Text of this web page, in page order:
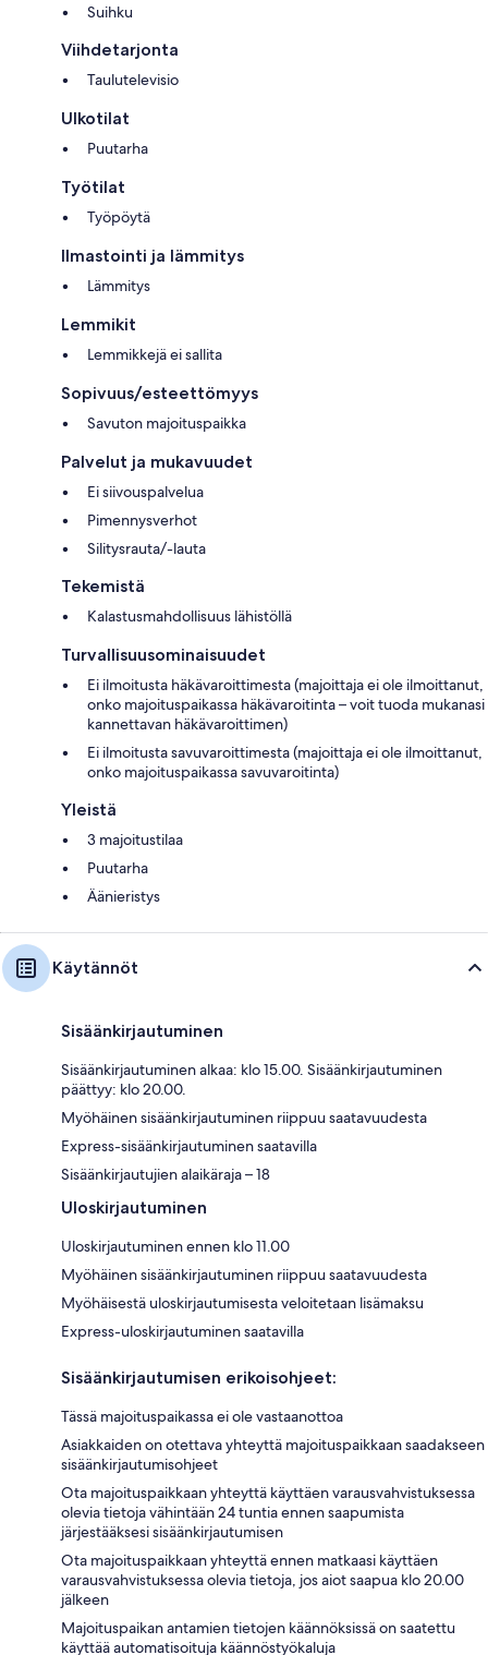
Suihku
Viihdetarjonta
Taulutelevisio
Ulkotilat
Puutarha
Työtilat
Työpöytä
Ilmastointi ja lämmitys
Lämmitys
Lemmikit
Lemmikkejä ei sallita
Sopivuus/esteettömyys
Savuton majoituspaikka
Palvelut ja mukavuudet
Ei siivouspalvelua
Pimennysverhot
Silitysrauta/-lauta
Tekemistä
Kalastusmahdollisuus lähistöllä
Turvallisuusominaisuudet
Ei ilmoitusta häkävaroittimesta (majoittaja ei ole ilmoittanut,
onko majoituspaikassa häkävaroitinta – voit tuoda mukanasi
kannettavan häkävaroittimen)
Ei ilmoitusta savuvaroittimesta (majoittaja ei ole ilmoittanut,
onko majoituspaikassa savuvaroitinta)
Yleistä
3 majoitustilaa
Puutarha
Äänieristys
Käytännöt
Sisäänkirjautuminen
Sisäänkirjautuminen alkaa: klo 15.00. Sisäänkirjautuminen
päättyy: klo 20.00.
Myöhäinen sisäänkirjautuminen riippuu saatavuudesta
Express-sisäänkirjautuminen saatavilla
Sisäänkirjautujien alaikäraja – 18
Uloskirjautuminen
Uloskirjautuminen ennen klo 11.00
Myöhäinen sisäänkirjautuminen riippuu saatavuudesta
Myöhäisestä uloskirjautumisesta veloitetaan lisämaksu
Express-uloskirjautuminen saatavilla
Sisäänkirjautumisen erikoisohjeet:
Tässä majoituspaikassa ei ole vastaanottoa
Asiakkaiden on otettava yhteyttä majoituspaikkaan saadakseen
sisäänkirjautumisohjeet
Ota majoituspaikkaan yhteyttä käyttäen varausvahvistuksessa
olevia tietoja vähintään 24 tuntia ennen saapumista
järjestääksesi sisäänkirjautumisen
Ota majoituspaikkaan yhteyttä ennen matkaasi käyttäen
varausvahvistuksessa olevia tietoja, jos aiot saapua klo 20.00
jälkeen
Majoituspaikan antamien tietojen käännöksissä on saatettu
käyttää automatisoituja käännöstyökaluja